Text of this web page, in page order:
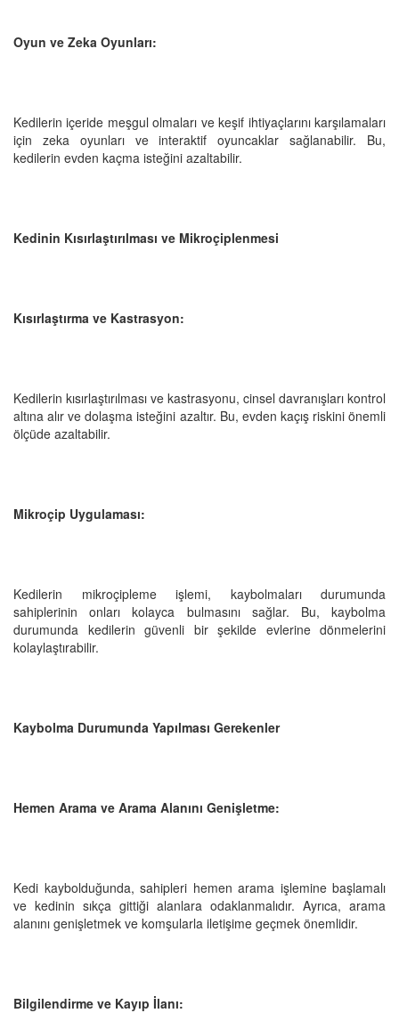
Oyun ve Zeka Oyunları:
Kedilerin içeride meşgul olmaları ve keşif ihtiyaçlarını karşılamaları
için zeka oyunları ve interaktif oyuncaklar sağlanabilir. Bu,
kedilerin evden kaçma isteğini azaltabilir.
Kedinin Kısırlaştırılması ve Mikroçiplenmesi
Kısırlaştırma ve Kastrasyon:
Kedilerin kısırlaştırılması ve kastrasyonu, cinsel davranışları kontrol
altına alır ve dolaşma isteğini azaltır. Bu, evden kaçış riskini önemli
ölçüde azaltabilir.
Mikroçip Uygulaması:
Kedilerin mikroçipleme işlemi, kaybolmaları durumunda
sahiplerinin onları kolayca bulmasını sağlar. Bu, kaybolma
durumunda kedilerin güvenli bir şekilde evlerine dönmelerini
kolaylaştırabilir.
Kaybolma Durumunda Yapılması Gerekenler
Hemen Arama ve Arama Alanını Genişletme:
Kedi kaybolduğunda, sahipleri hemen arama işlemine başlamalı
ve kedinin sıkça gittiği alanlara odaklanmalıdır. Ayrıca, arama
alanını genişletmek ve komşularla iletişime geçmek önemlidir.
Bilgilendirme ve Kayıp İlanı: